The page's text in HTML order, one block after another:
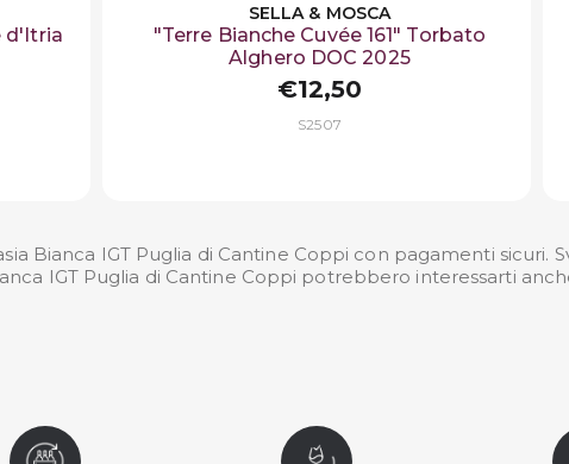
d'Itria
SELLA & MOSCA
"Terre Bianche Cuvée 161" Torbato
Alghero DOC 2025
€12,50
S2507
Bianca IGT Puglia di Cantine Coppi con pagamenti sicuri.
IGT Puglia di Cantine Coppi potrebbero interessarti